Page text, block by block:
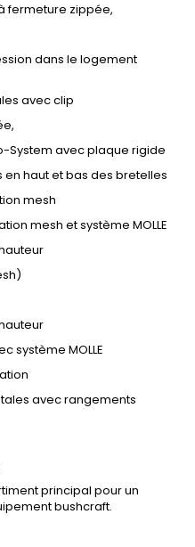
fermeture zippée,
dans le logement
avec clip
System avec plaque rigide
haut et bas des bretelles
mesh
mesh et système MOLLE
système MOLLE
avec rangements
principal pour un
bushcraft.